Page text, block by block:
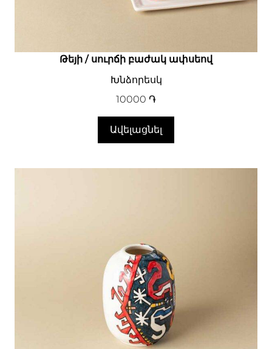
Թեյի / սուրճի բաժակ ափսեով
Խնձորեսկ
10000 ֏
Ավելացնել